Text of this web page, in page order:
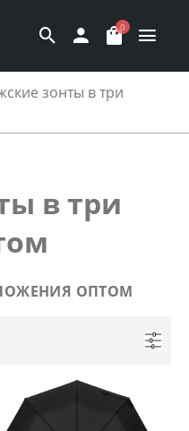
0
зонты в три
в три
ОПТОМ